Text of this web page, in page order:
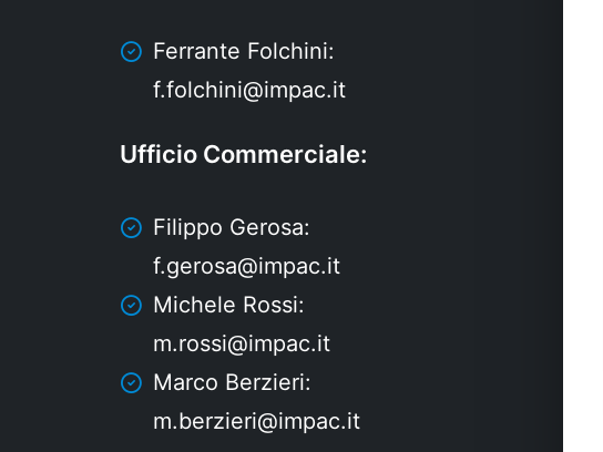
Ferrante Folchini:
f.folchini@impac.it
Ufficio Commerciale:
Filippo Gerosa:
f.gerosa@impac.it
Michele Rossi:
m.rossi@impac.it
Marco Berzieri:
m.berzieri@impac.it